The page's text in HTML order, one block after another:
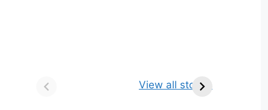
View all stories
किसे कहते है? परिभाषा,
ज्योतिर्लिंग | नाम, स्थान एवं